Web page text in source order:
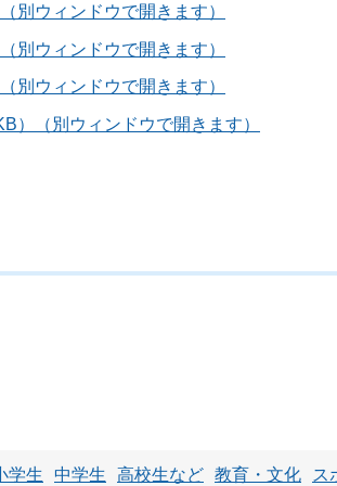
別ウィンドウで開きます）
別ウィンドウで開きます）
別ウィンドウで開きます）
）（別ウィンドウで開きます）
学生 中学生 高校生など 教育・文化 ス